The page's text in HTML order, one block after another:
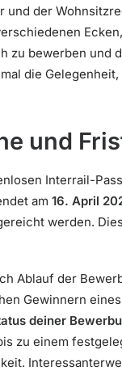
und der
zu bewerben und
die Gelegenheit,
und
Interrail-
am 16. April
werden.
Ablauf der
Gewinnern
deiner
zu einem